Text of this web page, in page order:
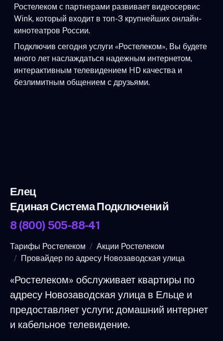
Ростелеком с партнерами развивает видеосервис
Wink, который входит в топ-3 крупнейших онлайн-
кинотеатров России.
Подключив сегодня услуги «Ростелеком», Вы будете
много лет наслаждаться надежным интернетом,
интерактивным телевидением HD качества и
безлимитным общением с друзьями.
Елец
Единая Система Подключений
8 (800) 505-88-41
Тарифы Ростелеком
Акции Ростелеком
Провайдер по адресу Новозаводская улица
«Ростелеком» обслуживает квартиры по
адресу Новозаводская улица в Ельце и
предоставляет услуги: домашний интернет
и кабельное телевидение.